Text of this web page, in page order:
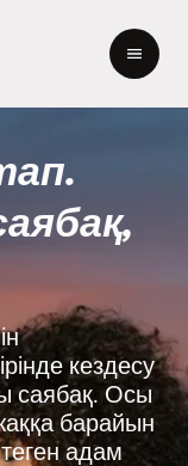
кездесу
саябақ. Осы
барайын
адам